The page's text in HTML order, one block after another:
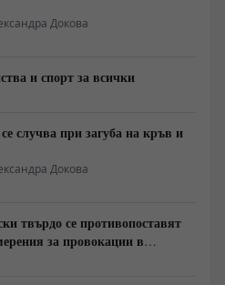
Докова
и спорт за всички
случва при загуба на кръв и
Докова
твърдо се противопоставят
за провокации в